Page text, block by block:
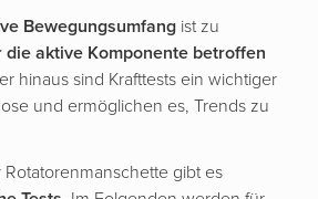
Bewegungsumfang ist zu
die aktive Komponente betroffen
hinaus sind Krafttests ein wichtiger
und ermöglichen es, Trends zu
gibt es